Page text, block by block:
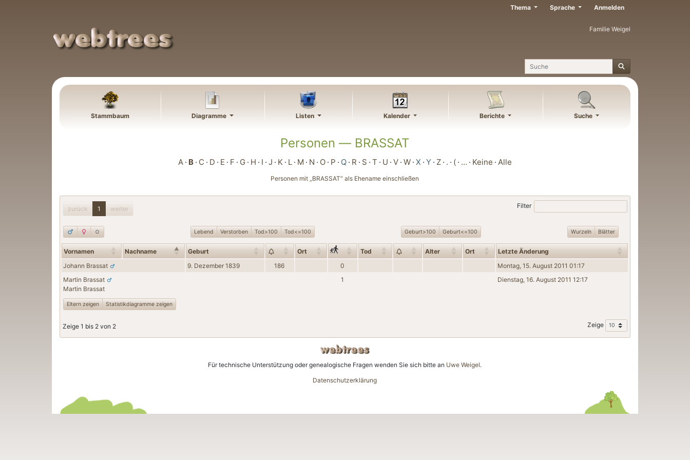
Familie Weigel
Suche
Thema Sprache Anmelden
Stammbaum Diagramme Listen Kalender Berichte Suche
Personen — BRASSAT
A B C D E F G H I J K L M N O P Q R S T U V W X Y Z . ( … Keine Alle
Personen mit „BRASSAT“ als Ehename einschließen
zurück 1 weiter Filter
Lebend Verstorben Tod>100 Tod<=100 Geburt>100 Geburt<=100 Wurzeln Blätter
Vornamen Nachname Geburt Ort Tod Alter Ort
Letzte Änderung
Johann Brassat 9. Dezember 1839 186 0
Montag, 15. August 2011 01:17
Martin Brassat
Martin Brassat
1 Dienstag, 16. August 2011 12:17
Eltern zeigen Statistikdiagramme zeigen
Zeige 1 bis 2 von 2 Zeige
Für technische Unterstützung oder genealogische Fragen wenden Sie sich bitte an Uwe Weigel.
Datenschutzerklärung